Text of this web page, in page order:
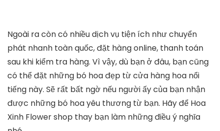
Ngoài ra còn có nhiều dịch vụ tiện ích như chuyển
phát nhanh toàn quốc, đặt hàng online, thanh toán
sau khi kiểm tra hàng. Vì vậy, dù bạn ở đâu, bạn cũng
có thể đặt những bó hoa đẹp từ cửa hàng hoa nổi
tiếng này. Sẽ rất bất ngờ nếu người ấy của bạn nhận
được những bó hoa yêu thương từ bạn. Hãy để Hoa
Xinh Flower shop thay bạn làm những điều ý nghĩa